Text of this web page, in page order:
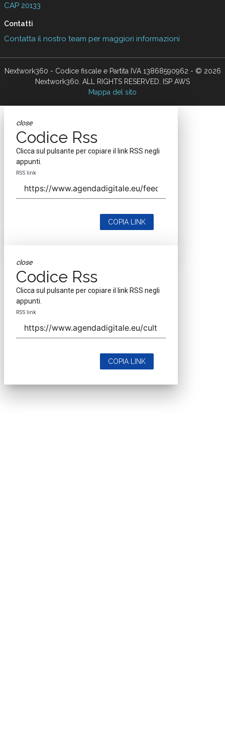
CAP 20133
Contatti
Contatta il nostro team per maggiori informazioni
Nextwork360 - Codice fiscale e Partita IVA 13868590962 - © 2026
Nextwork360. ALL RIGHTS RESERVED. ISP AWS
Mappa del sito
close
Codice Rss
Clicca sul pulsante per copiare il link RSS negli
appunti.
RSS link
COPIA LINK
close
Codice Rss
Clicca sul pulsante per copiare il link RSS negli
appunti.
RSS link
COPIA LINK